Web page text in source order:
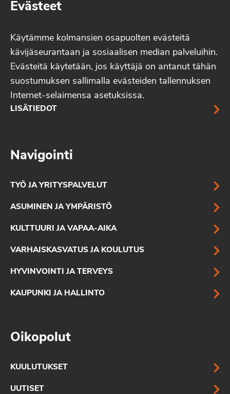
Evästeet
Käytämme kolmansien osapuolten evästeitä
kävijäseurantaan ja sosiaalisen median palveluihin.
Evästeitä käytetään, jos käyttäjä on antanut tähän
suostumuksen sallimalla evästeiden tallennuksen
Internet-selaimensa asetuksissa.
LISÄTIEDOT
Navigointi
TYÖ JA YRITYSPALVELUT
ASUMINEN JA YMPÄRISTÖ
KULTTUURI JA VAPAA-AIKA
VARHAISKASVATUS JA KOULUTUS
HYVINVOINTI JA TERVEYS
KAUPUNKI JA HALLINTO
Oikopolut
KUULUTUKSET
UUTISET